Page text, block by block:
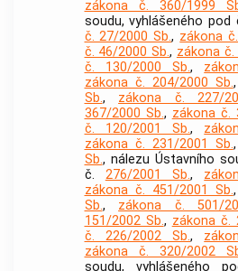
zákona č. 360/1999
soudu, vyhlášeného pod
č. 27/2000 Sb., zákona
č. 46/2000 Sb., zákona č.
č. 130/2000 Sb.,
zákona č. 204/2000 Sb.,
Sb., zákona č. 227/
367/2000 Sb., zákona č.
č. 120/2001 Sb.,
zákona č. 231/2001 Sb.,
Sb., nálezu Ústavního
č. 276/2001 Sb.,
zákona č. 451/2001 Sb.,
Sb., zákona č. 501/
151/2002 Sb., zákona č.
č. 226/2002 Sb.,
zákona č. 320/2002
soudu, vyhlášeného